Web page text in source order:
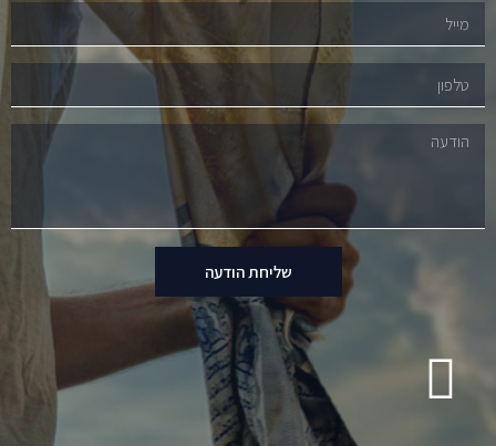
שליחת הודעה